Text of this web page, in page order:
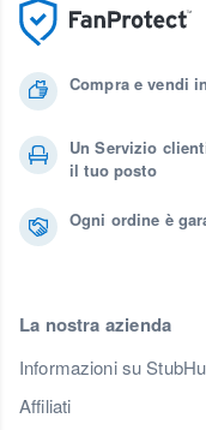
Compra e vendi
Un Servizio
il tuo posto
Ogni ordine è
La nostra azienda
Informazioni su
Affiliati